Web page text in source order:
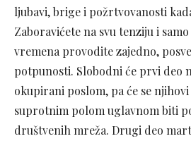
ljubavi, brige i požrtvovanosti
Zaboravićete na svu tenziju i
vremena provodite zajedno,
potpunosti. Slobodni će prvi deo
okupirani poslom, pa će se
suprotnim polom uglavnom biti
društvenih mreža. Drugi deo